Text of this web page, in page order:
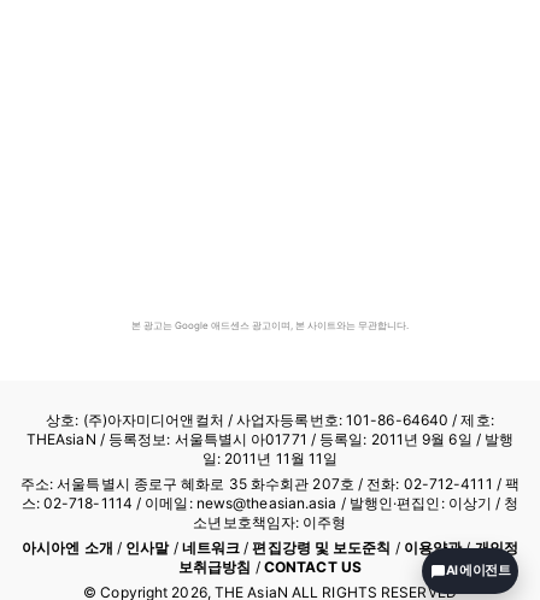
본 광고는 Google 애드센스 광고이며, 본 사이트와는 무관합니다.
상호: (주)아자미디어앤컬처 /사업자등록번호: 101-86-64640 / 제호:
THEAsiaN / 등록정보: 서울특별시 아01771 / 등록일: 2011년 9월 6일 / 발행
일: 2011년 11월 11일
주소: 서울특별시 종로구 혜화로 35 화수회관 207호 / 전화: 02-712-4111 / 팩
스: 02-718-1114 / 이메일: news@theasian.asia / 발행인·편집인: 이상기 / 청
소년보호책임자: 이주형
아시아엔 소개 / 인사말/ 네트워크 /편집강령 및 보도준칙 / 이용약관/개인정
보취급방침 / CONTACT US
© Copyright 2026, THE AsiaN ALL RIGHTS RESERVED
AI 에이전트